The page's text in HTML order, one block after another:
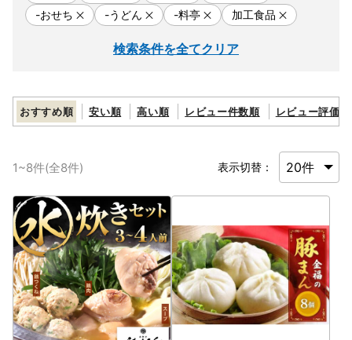
-おせち
-うどん -料亭 加工食品
検索条件を全てクリア
おすすめ順 安い順 高い順 レビュー件数順 レビュー評価順
1~8件(全8件) 表示切替：